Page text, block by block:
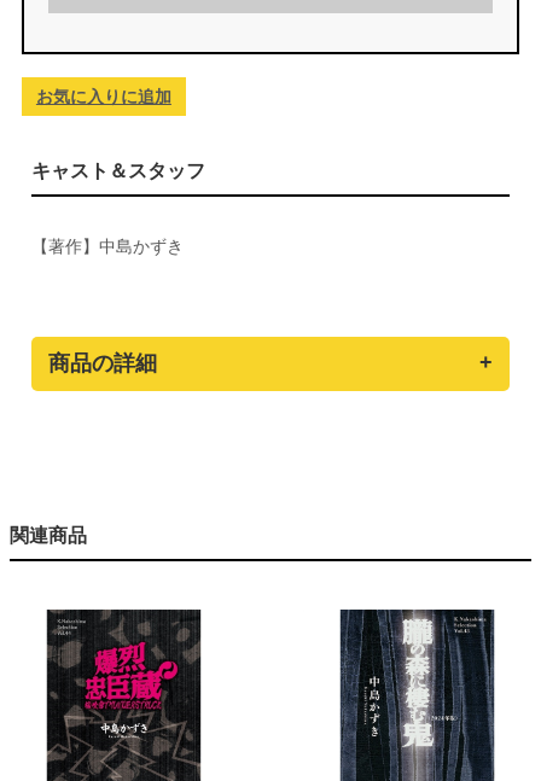
お気に入りに追加
キャスト＆スタッフ
【著作】中島かずき
商品の詳細
関連商品